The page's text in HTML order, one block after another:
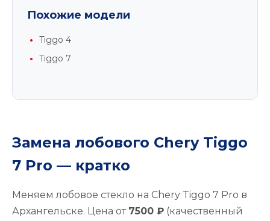
Замена лобового Chery Tiggo
7 Pro — кратко
Меняем лобовое стекло на Chery Tiggo 7 Pro в
Архангельске. Цена от 7500 ₽ (качественный
Похожие модели
Tiggo 4
Tiggo 7